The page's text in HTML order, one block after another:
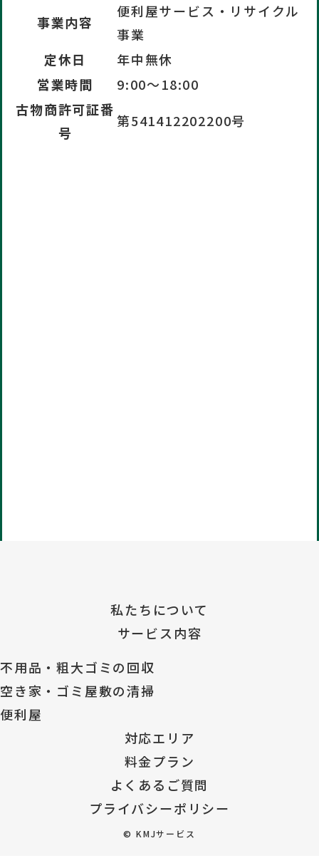
事業内容
便利屋サービス・リサイクル
事業
定休日
年中無休
営業時間
9:00〜18:00
古物商許可証番
号
第541412202200号
私たちについて
サービス内容
不用品・粗大ゴミの回収
空き家・ゴミ屋敷の清掃
便利屋
対応エリア
料金プラン
よくあるご質問
プライバシーポリシー
© KMJサービス